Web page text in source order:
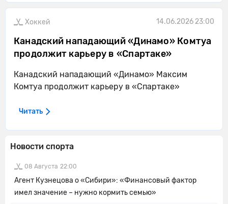
Новости спорта
08 Августа 22:00
Агент Кузнецова о «Сибири»: «Финансовый фактор
имел значение – нужно кормить семью»
Хоккей 14.06.2026 23:00
Канадский нападающий «Динамо» Комтуа
продолжит карьеру в «Спартаке»
Канадский нападающий «Динамо» Максим
Комтуа продолжит карьеру в «Спартаке»
Читать